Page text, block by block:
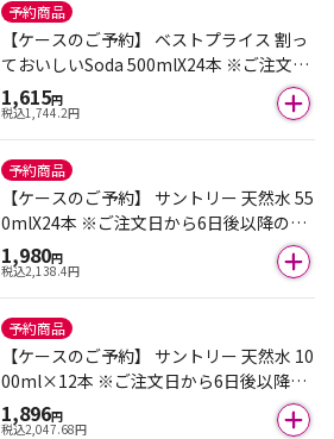
予約商品
【ケースのご予約】 ベストプライス 割っ
ておいしいSoda 500mlX24本 ※ご注文日
から6日後以降のお届けとなります。
1,615円
税込1,744.2円
予約商品
【ケースのご予約】 サントリー 天然水 55
0mlX24本 ※ご注文日から6日後以降のお
届けとなります。
1,980円
税込2,138.4円
予約商品
【ケースのご予約】 サントリー 天然水 10
00ml×12本 ※ご注文日から6日後以降の
お届けとなります。
1,896円
税込2,047.68円